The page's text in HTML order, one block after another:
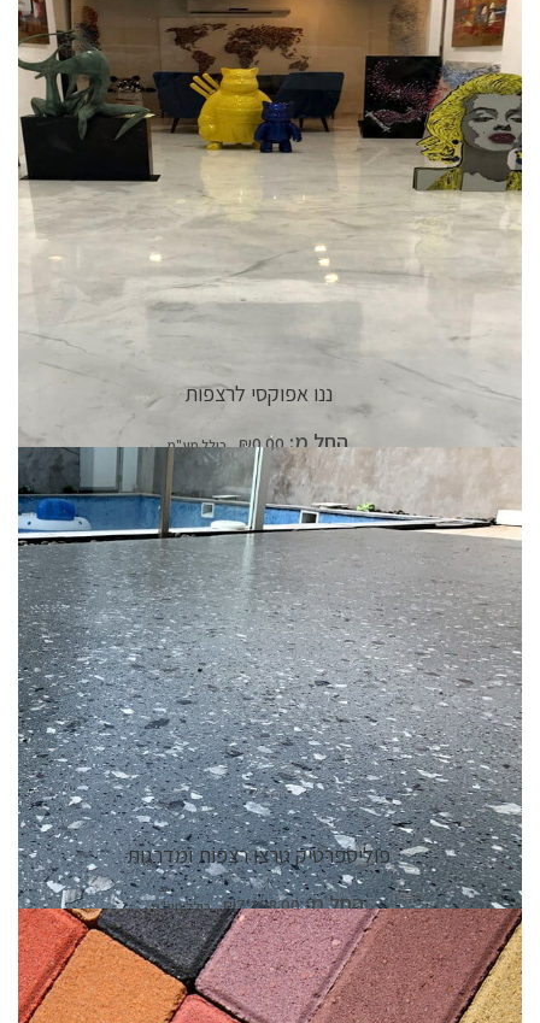
פרטי המוצר
ננו אפוקסי לרצפות
החל מ:
₪0.00
פרטי המוצר
פוליספרטיק טרצו רצפות ומדרגות
החל מ:
₪7,198.00
פרטי המוצר